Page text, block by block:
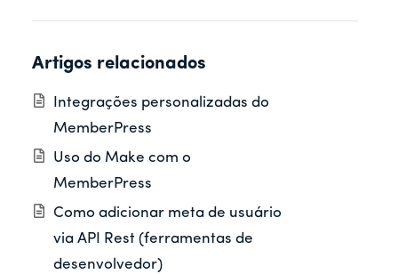
Artigos relacionados
Integrações personalizadas do
MemberPress
Uso do Make com o
MemberPress
Como adicionar meta de usuário
via API Rest (ferramentas de
desenvolvedor)